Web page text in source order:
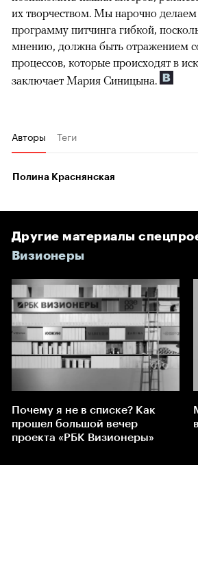
их творчеством. Мы нарочно
программу питчинга гибкой,
мнению, должна быть отражением
процессов, которые происходят в
заключает Мария Синицына.
Авторы Теги
Полина Краснянская
Другие материалы
Визионеры
Почему я не в списке? Как
прошел большой вечер
проекта «РБК Визионеры»
ㅤㅤㅤㅤㅤ